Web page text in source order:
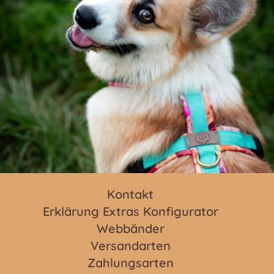
Kontakt
Erklärung Extras Konfigurator
Webbänder
Versandarten
Zahlungsarten